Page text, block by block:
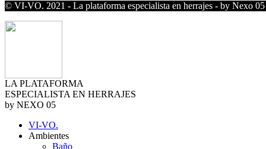
© VI-VO. 2021 - La plataforma especialista en herrajes - by Nexo 05
LA PLATAFORMA
ESPECIALISTA EN HERRAJES
by NEXO 05
VI-VO.
Ambientes
Baño